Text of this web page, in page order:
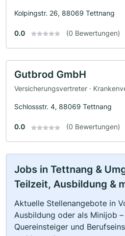
Kolpingstr. 26, 88069 Tettnang
0.0 (0 Bewertungen)
Gutbrod GmbH
Versicherungsvertreter ·
Schlossstr. 4, 88069 Tettnang
0.0 (0 Bewertungen)
Jobs in Tettnang &
Teilzeit, Ausbildung &
Aktuelle Stellenangebote in
Ausbildung oder als Minijob
Quereinsteiger und